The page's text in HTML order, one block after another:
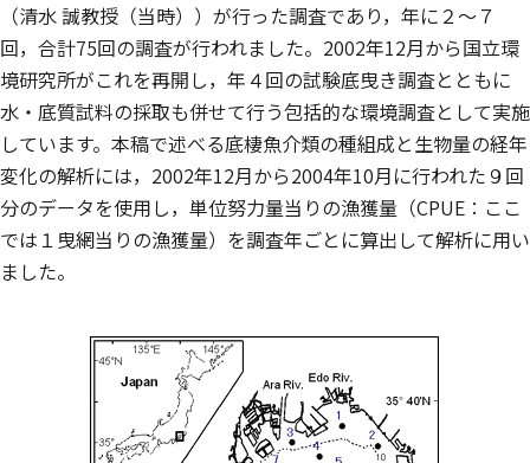
（清水 誠教授（当時））が行った調査であり，年に２～７
回，合計75回の調査が行われました。2002年12月から国立環
境研究所がこれを再開し，年４回の試験底曳き調査とともに
水・底質試料の採取も併せて行う包括的な環境調査として実施
しています。本稿で述べる底棲魚介類の種組成と生物量の経年
変化の解析には，2002年12月から2004年10月に行われた９回
分のデータを使用し，単位努力量当りの漁獲量（CPUE：ここ
では１曳網当りの漁獲量）を調査年ごとに算出して解析に用い
ました。